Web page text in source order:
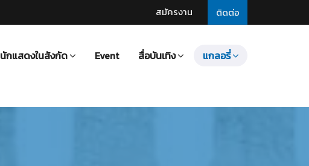
ติดต่อ
สมัครงาน
นักแสดงในสังกัด Event สื่อบันเทิง แกลอรี่